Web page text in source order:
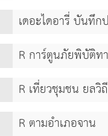
เดอะไดอารี่ บันทึ
R การ์ตูนภัยพิบัติท
R เที่ยวชุมชน ยลวิถี
R ตามอำเภอจาน